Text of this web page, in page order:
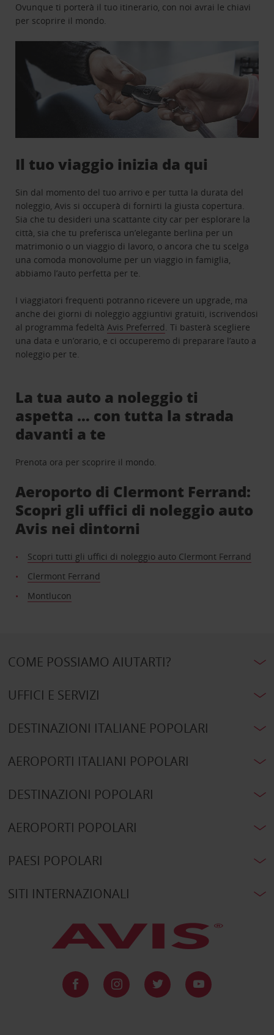
Ovunque ti porterà il tuo itinerario, con noi avrai le chiavi
per scoprire il mondo.
Il tuo viaggio inizia da qui
Sin dal momento del tuo arrivo e per tutta la durata del
noleggio, Avis si occuperà di fornirti la giusta copertura.
Sia che tu desideri una scattante city car per esplorare la
città, sia che tu preferisca un’elegante berlina per un
matrimonio o un viaggio di lavoro, o ancora che tu scelga
una comoda monovolume per un viaggio in famiglia,
abbiamo l’auto perfetta per te.
I viaggiatori frequenti potranno ricevere un upgrade, ma
anche dei giorni di noleggio aggiuntivi gratuiti, iscrivendosi
al programma fedeltàAvis Preferred. Ti basterà scegliere
una data e un’orario, e ci occuperemo di preparare l’auto a
noleggio per te.
La tua auto a noleggio ti
aspetta … con tutta la strada
davanti a te
Prenota ora per scoprire il mondo.
Aeroporto di Clermont Ferrand:
Scopri gli uffici di noleggio auto
Avis nei dintorni
Scopri tutti gli uffici di noleggio auto Clermont Ferrand
Clermont Ferrand
Montlucon
COME POSSIAMO AIUTARTI?
UFFICI E SERVIZI
DESTINAZIONI ITALIANE POPOLARI
AEROPORTI ITALIANI POPOLARI
DESTINAZIONI POPOLARI
AEROPORTI POPOLARI
PAESI POPOLARI
SITI INTERNAZIONALI